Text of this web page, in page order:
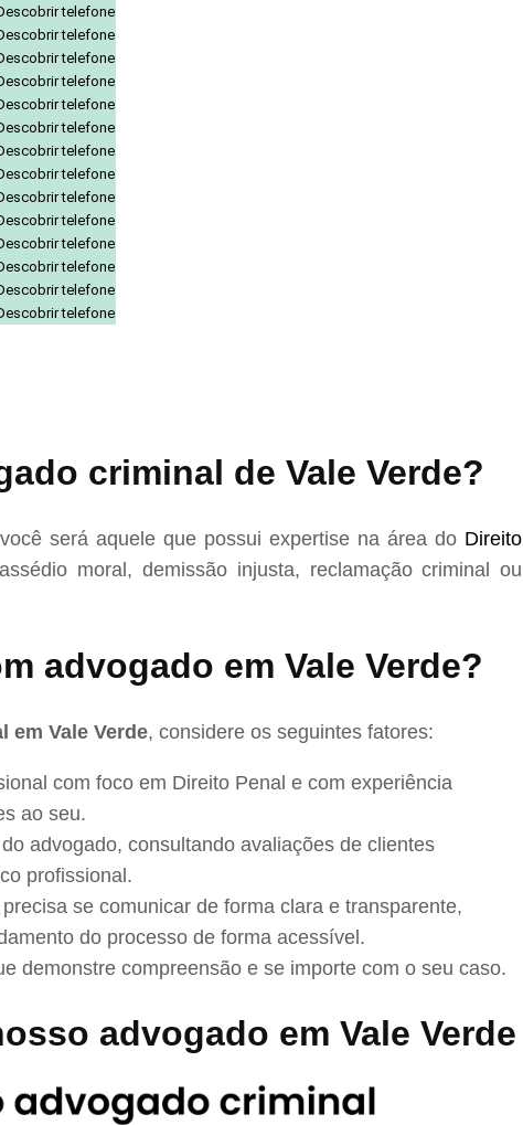
telefone
telefone
telefone
telefone
telefone
telefone
telefone
telefone
telefone
telefone
telefone
telefone
telefone
telefone
criminal de Vale Verde?
será aquele que possui expertise na área do Direito
moral, demissão injusta, reclamação criminal ou
advogado em Vale Verde?
em Vale Verde, considere os seguintes fatores:
com foco em Direito Penal e com experiência
ao seu.
advogado, consultando avaliações de clientes
profissional.
se comunicar de forma clara e transparente,
do processo de forma acessível.
demonstre compreensão e se importe com o seu caso.
advogado em Vale Verde